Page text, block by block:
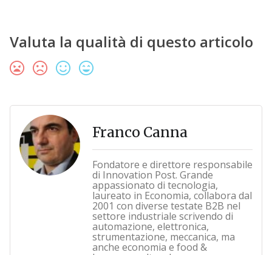
Valuta la qualità di questo articolo
Franco Canna
Fondatore e direttore responsabile
di Innovation Post. Grande
appassionato di tecnologia,
laureato in Economia, collabora dal
2001 con diverse testate B2B nel
settore industriale scrivendo di
automazione, elettronica,
strumentazione, meccanica, ma
anche economia e food &